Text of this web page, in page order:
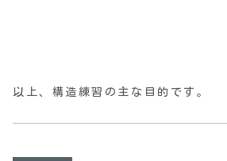
以上、構造練習の主な目的です。